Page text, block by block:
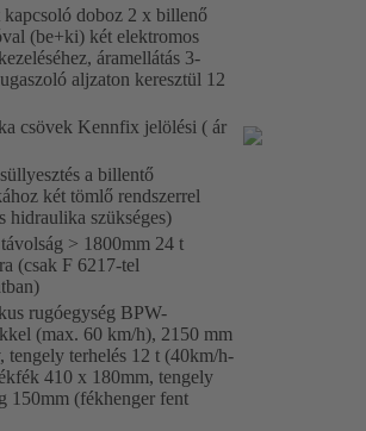
kapcsoló doboz 2 x billenő
(be+ki) két elektromos
áramellátás 3-
aljzaton keresztül 12
csövek Kennfix jelölési ( ár
a billentő
két tömlő rendszerrel
hidraulika szükséges)
> 1800mm 24 t
(csak F 6217-tel
rugóegység BPW-
(max. 60 km/h), 2150 mm
tengely terhelés 12 t (40km/h-
410 x 180mm, tengely
150mm (fékhenger fent